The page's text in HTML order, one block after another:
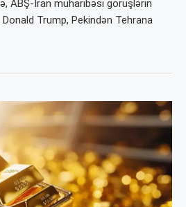
ABŞ-İran müharibəsi görüşlərin
Trump, Pekindən Tehrana